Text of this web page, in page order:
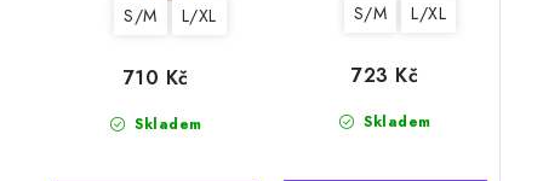
S/M L/XL
Skladem
710 Kč
S/M L/XL
Skladem
723 Kč